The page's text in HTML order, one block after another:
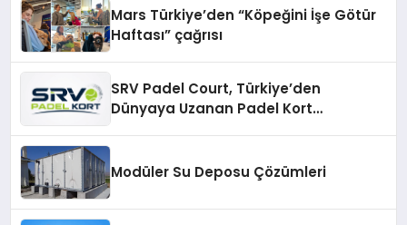
Mars Türkiye’den “Köpeğini İşe Götür
Haftası” çağrısı
SRV Padel Court, Türkiye’den
Dünyaya Uzanan Padel Kort
Modüler Su Deposu Çözümleri